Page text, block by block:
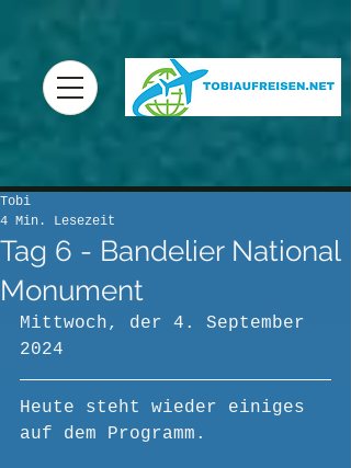
Tag 6 - Bandelier National
Monument
Tobi
4 Min. Lesezeit
Mittwoch, der 4. September
2024
Heute steht wieder einiges
auf dem Programm.